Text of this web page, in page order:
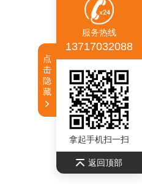
服务热线
13717032088
拿起手机扫一扫
返回顶部
点
击
隐
藏